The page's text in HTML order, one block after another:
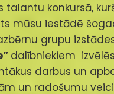
talantu konkursā,
mūsu iestādē
grupu
dalībniekiem
darbus un
un radošumu